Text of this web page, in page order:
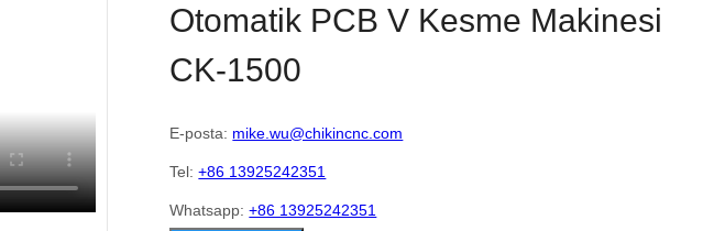
Otomatik PCB V Kesme Makinesi
CK-1500
E-posta: mike.wu@chikincnc.com
Tel:+86 13925242351
Whatsapp:+86 13925242351